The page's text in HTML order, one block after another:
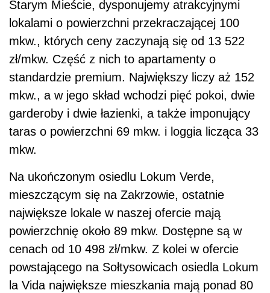
Starym Mieście, dysponujemy atrakcyjnymi
lokalami o powierzchni przekraczającej 100
mkw., których ceny zaczynają się od 13 522
zł/mkw. Część z nich to apartamenty o
standardzie premium. Największy liczy aż 152
mkw., a w jego skład wchodzi pięć pokoi, dwie
garderoby i dwie łazienki, a także imponujący
taras o powierzchni 69 mkw. i loggia licząca 33
mkw.
Na ukończonym osiedlu Lokum Verde,
mieszczącym się na Zakrzowie, ostatnie
największe lokale w naszej ofercie mają
powierzchnię około 89 mkw. Dostępne są w
cenach od 10 498 zł/mkw. Z kolei w ofercie
powstającego na Sołtysowicach osiedla Lokum
la Vida największe mieszkania mają ponad 80